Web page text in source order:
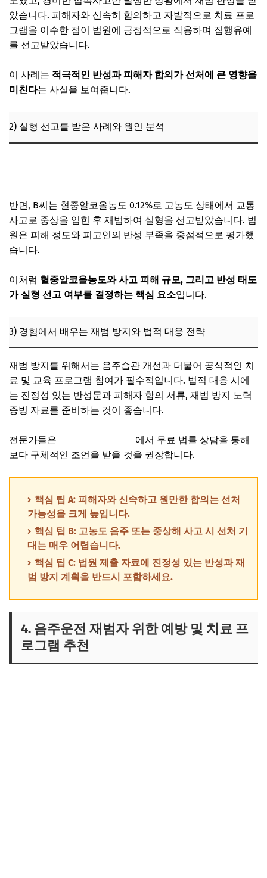
았습니다. 피해자와 신속히 합의하고 자발적으로 치료 프로
그램을 이수한 점이 법원에 긍정적으로 작용하며 집행유예
를 선고받았습니다.
이 사례는 적극적인 반성과 피해자 합의가 선처에 큰 영향을
미친다는 사실을 보여줍니다.
2) 실형 선고를 받은 사례와 원인 분석
반면, B씨는 혈중알코올농도 0.12%로 고농도 상태에서 교통
사고로 중상을 입힌 후 재범하여 실형을 선고받았습니다. 법
원은 피해 정도와 피고인의 반성 부족을 중점적으로 평가했
습니다.
이처럼 혈중알코올농도와 사고 피해 규모, 그리고 반성 태도
가 실형 선고 여부를 결정하는 핵심 요소입니다.
3) 경험에서 배우는 재범 방지와 법적 대응 전략
재범 방지를 위해서는 음주습관 개선과 더불어 공식적인 치
료 및 교육 프로그램 참여가 필수적입니다. 법적 대응 시에
는 진정성 있는 반성문과 피해자 합의 서류, 재범 방지 노력
증빙 자료를 준비하는 것이 좋습니다.
전문가들은
에서 무료 법률 상담을 통해
보다 구체적인 조언을 받을 것을 권장합니다.
핵심 팁 A: 피해자와 신속하고 원만한 합의는 선처
가능성을 크게 높입니다.
핵심 팁 B: 고농도 음주 또는 중상해 사고 시 선처 기
대는 매우 어렵습니다.
핵심 팁 C: 법원 제출 자료에 진정성 있는 반성과 재
범 방지 계획을 반드시 포함하세요.
4. 음주운전 재범자 위한 예방 및 치료 프
로그램 추천